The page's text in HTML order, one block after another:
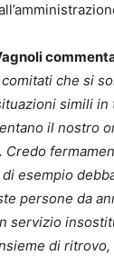
che si
simili
il nostro
esempio
persone da
servizio
di